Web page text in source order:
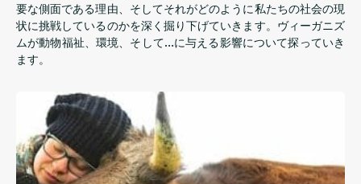
要な側面である理由、そしてそれがどのように私たちの社会の現
状に挑戦しているのかを深く掘り下げていきます。ヴィーガニズ
ムが動物福祉、環境、そして…に与える影響について探っていき
ます。